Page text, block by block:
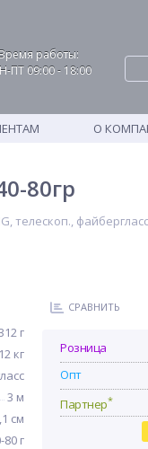
Время работы:
ПТ 09:00 - 18:00
О
80гр
телескоп.,
г
кг
3 м
см
80 г
СРАВНИТЬ
Розница
Опт
Партнер*